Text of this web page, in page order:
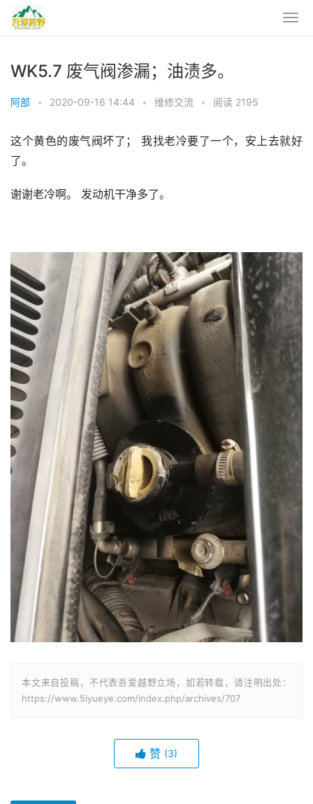
WK5.7 废气阀渗漏；油渍多。
阿部 • 2020-09-16 14:44 • 维修交流 • 阅读 2195
这个黄色的废气阀坏了； 我找老冷要了一个，安上去就好
了。
谢谢老冷啊。 发动机干净多了。
本文来自投稿，不代表吾爱越野立场，如若转载，请注明出处：
https://www.5iyueye.com/index.php/archives/707
赞 (3)